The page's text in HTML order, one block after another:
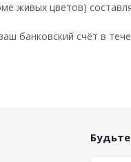
живых цветов)
банковский счёт в